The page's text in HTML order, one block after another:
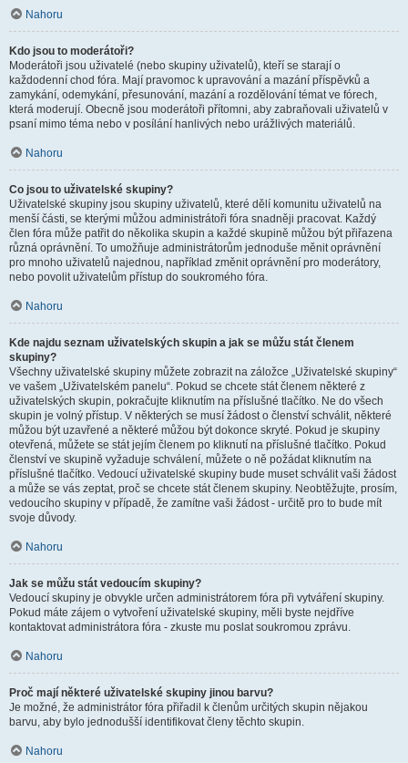
Nahoru
Kdo jsou to moderátoři?
Moderátoři jsou uživatelé (nebo skupiny uživatelů), kteří se starají o
každodenní chod fóra. Mají pravomoc k upravování a mazání příspěvků a
zamykání, odemykání, přesunování, mazání a rozdělování témat ve fórech,
která moderují. Obecně jsou moderátoři přítomni, aby zabraňovali uživatelů v
psaní mimo téma nebo v posílání hanlivých nebo urážlivých materiálů.
Nahoru
Co jsou to uživatelské skupiny?
Uživatelské skupiny jsou skupiny uživatelů, které dělí komunitu uživatelů na
menší části, se kterými můžou administrátoři fóra snadněji pracovat. Každý
člen fóra může patřit do několika skupin a každé skupině můžou být přiřazena
různá oprávnění. To umožňuje administrátorům jednoduše měnit oprávnění
pro mnoho uživatelů najednou, například změnit oprávnění pro moderátory,
nebo povolit uživatelům přístup do soukromého fóra.
Nahoru
Kde najdu seznam uživatelských skupin a jak se můžu stát členem
skupiny?
Všechny uživatelské skupiny můžete zobrazit na záložce „Uživatelské skupiny“
ve vašem „Uživatelském panelu“. Pokud se chcete stát členem některé z
uživatelských skupin, pokračujte kliknutím na příslušné tlačítko. Ne do všech
skupin je volný přístup. V některých se musí žádost o členství schválit, některé
můžou být uzavřené a některé můžou být dokonce skryté. Pokud je skupiny
otevřená, můžete se stát jejím členem po kliknutí na příslušné tlačítko. Pokud
členství ve skupině vyžaduje schválení, můžete o ně požádat kliknutím na
příslušné tlačítko. Vedoucí uživatelské skupiny bude muset schválit vaši žádost
a může se vás zeptat, proč se chcete stát členem skupiny. Neobtěžujte, prosím,
vedoucího skupiny v případě, že zamítne vaši žádost - určitě pro to bude mít
svoje důvody.
Nahoru
Jak se můžu stát vedoucím skupiny?
Vedoucí skupiny je obvykle určen administrátorem fóra při vytváření skupiny.
Pokud máte zájem o vytvoření uživatelské skupiny, měli byste nejdříve
kontaktovat administrátora fóra - zkuste mu poslat soukromou zprávu.
Nahoru
Proč mají některé uživatelské skupiny jinou barvu?
Je možné, že administrátor fóra přiřadil k členům určitých skupin nějakou
barvu, aby bylo jednodušší identifikovat členy těchto skupin.
Nahoru